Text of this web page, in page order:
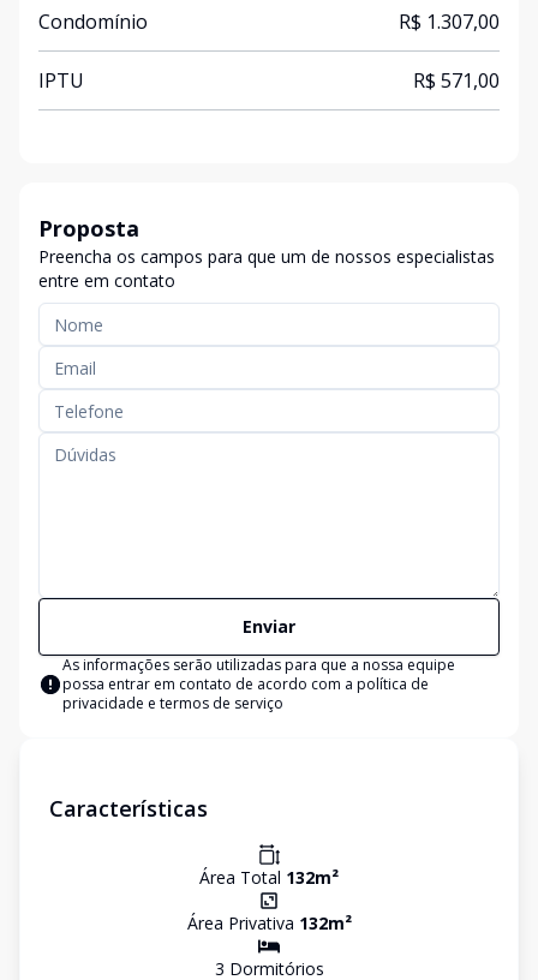
Condomínio R$ 1.307,00
IPTU R$ 571,00
Proposta
Preencha os campos para que um de nossos especialistas
entre em contato
Enviar
As informações serão utilizadas para que a nossa equipe
possa entrar em contato de acordo com a política de
privacidade e termos de serviço
Características
Área Total 132m²
Área Privativa 132m²
3 Dormitórios